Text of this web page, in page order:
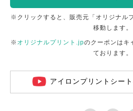
※クリックすると、販売元「オリジナル
移動します。
※ オリジナルプリント.jpのクーポンはキ
ております。
アイロンプリントシー